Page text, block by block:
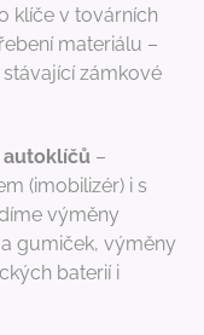
klíče v továrních
materiálu –
zámkové
autoklíčů –
(imobilizér) i s
výměny
gumiček, výměny
baterií i